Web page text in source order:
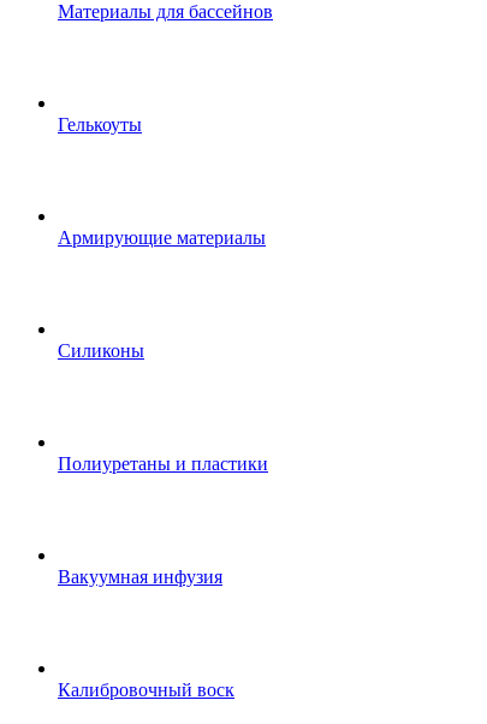
Материалы для бассейнов
Гелькоуты
Армирующие материалы
Силиконы
Полиуретаны и пластики
Вакуумная инфузия
Калибровочный воск